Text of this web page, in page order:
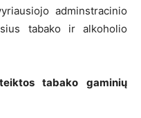
adminstracinio
tabako ir alkoholio
tabako gaminių